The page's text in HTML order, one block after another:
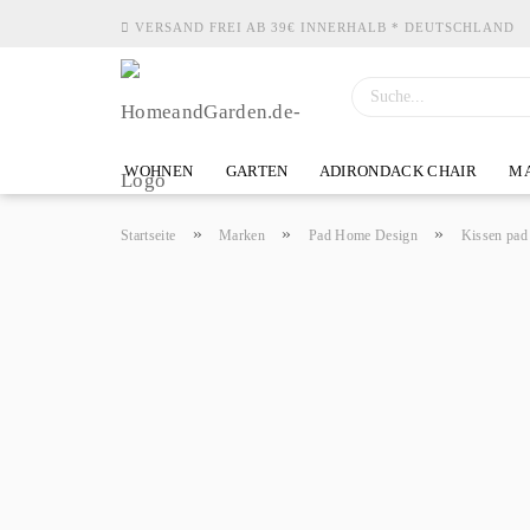
VERSAND FREI AB 39€ INNERHALB * DEUTSCHLAND
WOHNEN GARTEN ADIRONDACK CHAIR
Startseite » Marken » Pad Home Design » Kissen